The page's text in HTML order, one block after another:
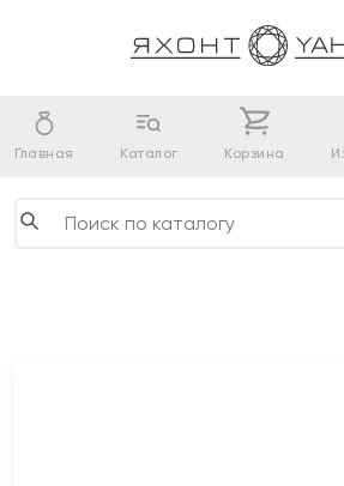
Главная Каталог Корзина